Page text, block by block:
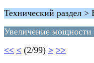
Технический раздел
Увеличение мощности
<< < (2/99) > >>